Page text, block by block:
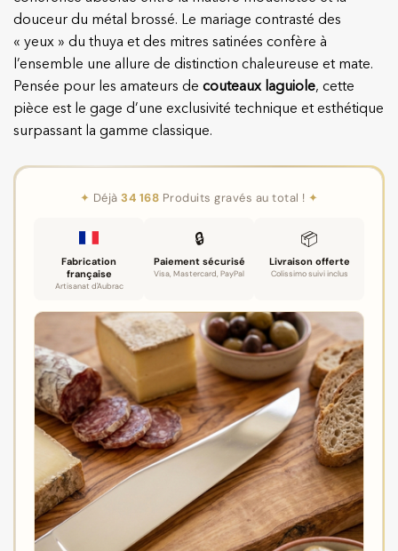
douceur du métal brossé. Le mariage contrasté des
« yeux » du thuya et des mitres satinées confère à
l’ensemble une allure de distinction chaleureuse et mate.
Pensée pour les amateurs de couteaux laguiole, cette
pièce est le gage d’une exclusivité technique et esthétique
surpassant la gamme classique.
✦ Déjà 34 168 Produits gravés au total ! ✦
Fabrication
française
Artisanat d'Aubrac
🔒
Paiement sécurisé
Visa, Mastercard, PayPal
📦
Livraison offerte
Colissimo suivi inclus